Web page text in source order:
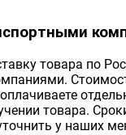
товара по
товара.
у наших